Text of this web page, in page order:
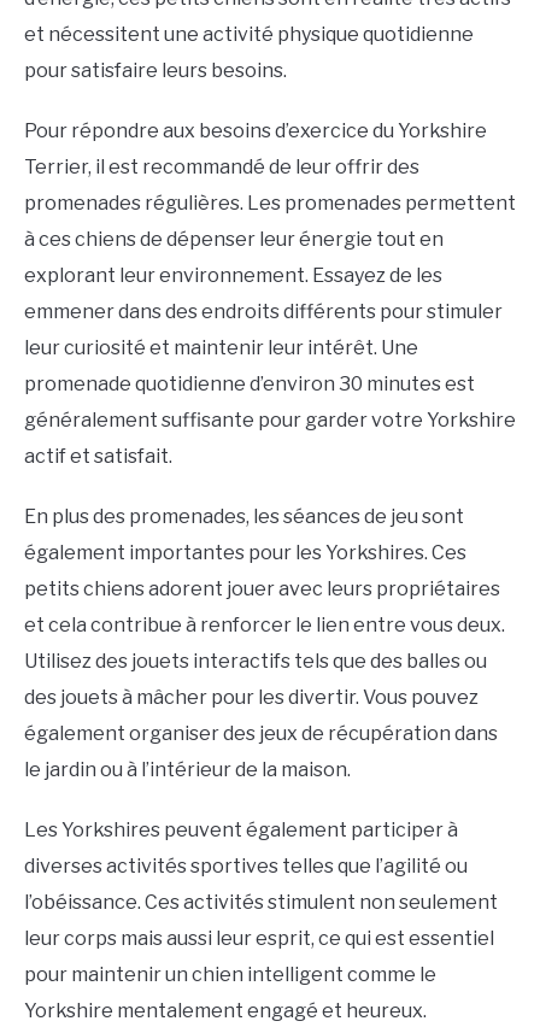
et nécessitent une activité physique quotidienne
pour satisfaire leurs besoins.
Pour répondre aux besoins d’exercice du Yorkshire
Terrier, il est recommandé de leur offrir des
promenades régulières. Les promenades permettent
à ces chiens de dépenser leur énergie tout en
explorant leur environnement. Essayez de les
emmener dans des endroits différents pour stimuler
leur curiosité et maintenir leur intérêt. Une
promenade quotidienne d’environ 30 minutes est
généralement suffisante pour garder votre Yorkshire
actif et satisfait.
En plus des promenades, les séances de jeu sont
également importantes pour les Yorkshires. Ces
petits chiens adorent jouer avec leurs propriétaires
et cela contribue à renforcer le lien entre vous deux.
Utilisez des jouets interactifs tels que des balles ou
des jouets à mâcher pour les divertir. Vous pouvez
également organiser des jeux de récupération dans
le jardin ou à l’intérieur de la maison.
Les Yorkshires peuvent également participer à
diverses activités sportives telles que l’agilité ou
l’obéissance. Ces activités stimulent non seulement
leur corps mais aussi leur esprit, ce qui est essentiel
pour maintenir un chien intelligent comme le
Yorkshire mentalement engagé et heureux.